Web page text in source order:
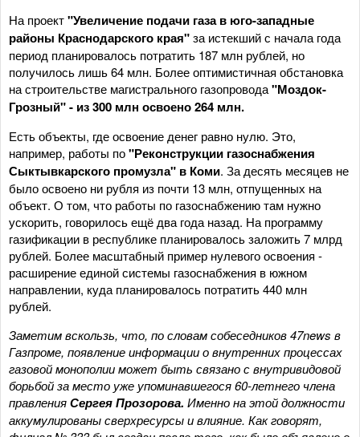
На проект"Увеличение подачи газа в юго-западные
районы Краснодарского края"за истекший с начала года
период планировалось потратить 187 млн рублей, но
получилось лишь 64 млн. Более оптимистичная обстановка
на строительстве магистрального газопровода"Моздок-
Грозный" - из 300 млн освоено 264 млн.
Есть объекты, где освоение денег равно нулю. Это,
например, работы по"Реконструкции газоснабжения
Сыктывкарского промузла" в Коми. За десять месяцев не
было освоено ни рубля из почти 13 млн, отпущенных на
объект. О том, что работы по газоснабжению там нужно
ускорить, говорилось ещё два года назад. На программу
газификации в республике планировалось заложить 7 млрд
рублей. Более масштабный пример нулевого освоения -
расширение единой системы газоснабжения в южном
направлении, куда планировалось потратить 440 млн
рублей.
Заметим вскользь, что, по словам собеседников 47news в
Газпроме, появление информации о внутренних процессах
газовой монополии может быть связано с внутривидовой
борьбой за место уже упоминавшегося 60-летнего члена
правленияСергея Прозорова. Именно на этой должности
аккумулированы сверхресурсы и влияние. Как говорят,